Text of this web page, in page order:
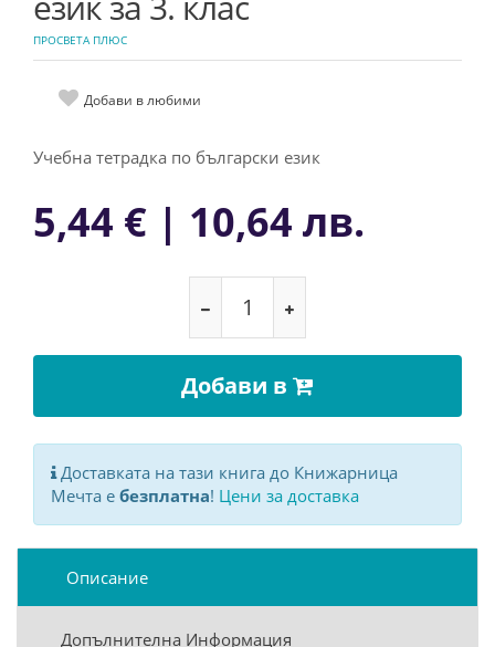
ПРОСВЕТА ПЛЮС
Добави в любими
Учебна тетрадка по български език
5,44 € | 10,64 лв.
Добави в
Доставката на тази книга до Книжарница
Мечта е безплатна! Цени за доставка
Описание
Допълнителна Информация